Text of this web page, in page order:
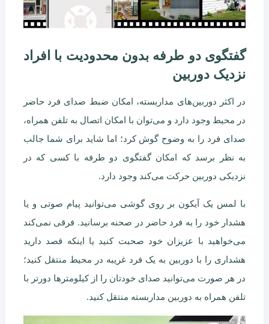
گفتگوی دو طرفه بدون محدودیت با افراد
نزدیک دوربین
در اکثر دوربین‌های مداربسته، امکان ضبط صدای فرد حاضر
در محیط وجود دارد و می‌توان با امکان اتصال به تلفن همراه،
صدای فرد را به وضوح گوش کرد؛ اما شاید برای شما جالب
به نظر برسد که امکان گفتگوی دو طرفه با کسی که در
نزدیکی دوربین حرکت می‌کند وجود دارد.
با لمس یک آیکون بر روی گوشی می‌توانید پیام صوتی و یا
هشدار خود را به فرد حاضر در صحنه برسانید. فرقی نمی‌کند
می‌خواهید با عزیزان خود صحبت کنید یا اینکه قصد دارید
هشداری را با دوربین به یک فرد غریبه در محیط منتقل کنید؛
در هر صورت می‌توانید صدای خودتان را از کیلومترها دورتر با
تلفن همراه به دوربین مداربسته منتقل کنید.